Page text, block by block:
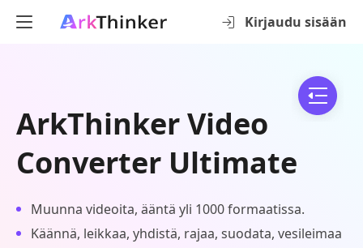
Kirjaudu sisään
ArkThinker Video
Converter Ultimate
Muunna videoita, ääntä yli 1000 formaatissa.
Käännä, leikkaa, yhdistä, rajaa, suodata, vesileimaa